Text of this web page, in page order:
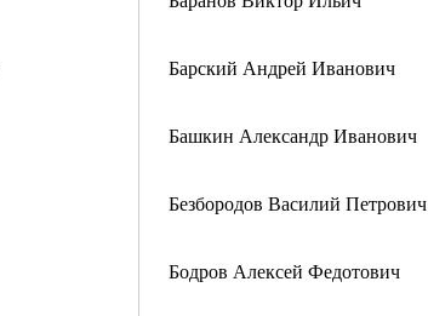
Барский Андрей Иванович
Башкин Александр Иванович
Безбородов Василий Петрович
Бодров Алексей Федотович